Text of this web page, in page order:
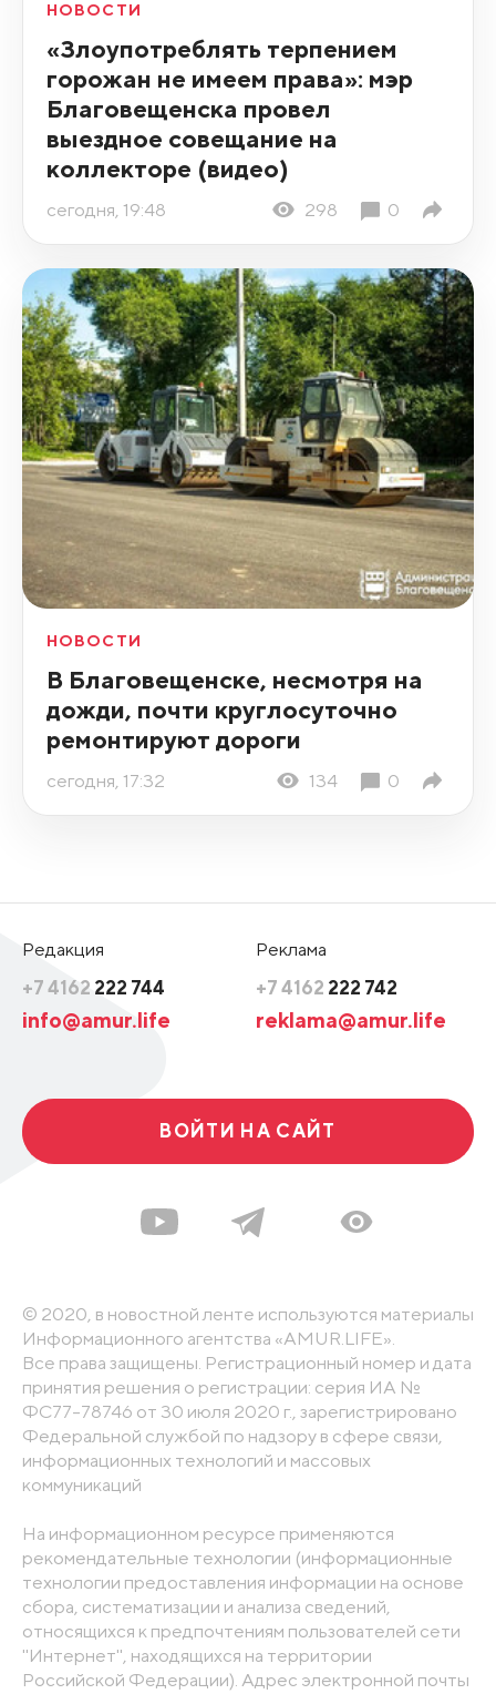
НОВОСТИ
«Злоупотреблять терпением
горожан не имеем права»: мэр
Благовещенска провел
выездное совещание на
коллекторе (видео)
сегодня, 19:48 298 0
НОВОСТИ
В Благовещенске, несмотря на
дожди, почти круглосуточно
ремонтируют дороги
сегодня, 17:32 134 0
Редакция
+7 4162 222 744
info@amur.life
Реклама
+7 4162 222 742
reklama@amur.life
ВОЙТИ НА САЙТ
© 2020, в новостной ленте используются материалы
Информационного агентства «AMUR.LIFE».
Все права защищены. Регистрационный номер и дата
принятия решения о регистрации: серия ИА №
ФС77-78746 от 30 июля 2020 г., зарегистрировано
Федеральной службой по надзору в сфере связи,
информационных технологий и массовых
коммуникаций
На информационном ресурсе применяются
рекомендательные технологии (информационные
технологии предоставления информации на основе
сбора, систематизации и анализа сведений,
относящихся к предпочтениям пользователей сети
"Интернет", находящихся на территории
Российской Федерации). Адрес электронной почты